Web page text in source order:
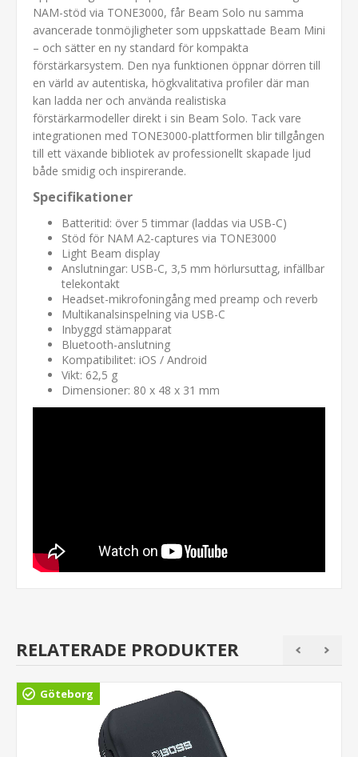
NAM-stöd via TONE3000, får Beam Solo nu samma
avancerade tonmöjligheter som uppskattade Beam Mini
– och sätter en ny standard för kompakta
förstärkarsystem. Den nya funktionen öppnar dörren till
en värld av autentiska, högkvalitativa profiler där man
kan ladda ner och använda realistiska
förstärkarmodeller direkt i sin Beam Solo. Tack vare
integrationen med TONE3000-plattformen blir tillgången
till ett växande bibliotek av professionellt skapade ljud
både smidig och inspirerande.
Specifikationer
Batteritid: över 5 timmar (laddas via USB-C)
Stöd för NAM A2-captures via TONE3000
Light Beam display
Anslutningar: USB-C, 3,5 mm hörlursuttag, infällbar
telekontakt
Headset-mikrofoningång med preamp och reverb
Multikanalsinspelning via USB-C
Inbyggd stämapparat
Bluetooth-anslutning
Kompatibilitet: iOS / Android
Vikt: 62,5 g
Dimensioner: 80 x 48 x 31 mm
RELATERADE PRODUKTER
Göteborg